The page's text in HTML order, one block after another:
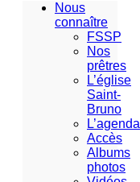
Nous
connaître
FSSP
Nos
prêtres
L’église
Saint-
Bruno
L’agenda
Accès
Albums
photos